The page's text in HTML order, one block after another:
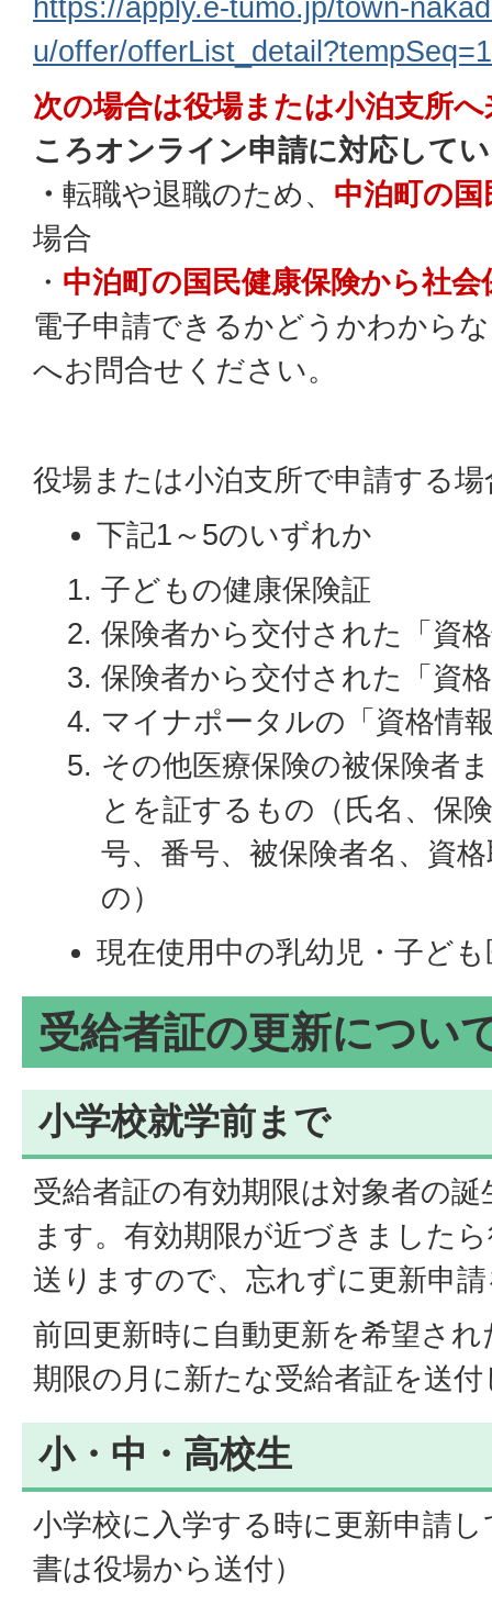
https://apply.e-tumo.jp/town-
u/offer/
次の場合は役場または小泊支所
ころオンライン申請に対応して
・ 転職や退職のため、 中泊町の
場合
・ 中泊町の国民健康保険から社
電子申請できるかどうかわから
へお問合せください。
役場または小泊支所で申請する
下記1～5のいずれか
子どもの健康保険証
保険者から交付された「資
保険者から交付された「資
マイナポータルの「資格情
その他医療保険の被保険者
とを証するもの（氏名、保
号、番号、被保険者名、資
の）
現在使用中の乳幼児・子ど
受給者証の更新につい
小学校就学前まで
受給者証の有効期限は対象者の
ます。有効期限が近づきました
送りますので、忘れずに更新申
前回更新時に自動更新を希望さ
期限の月に新たな受給者証を送
小・中・高校生
小学校に入学する時に更新申請
書は役場から送付）